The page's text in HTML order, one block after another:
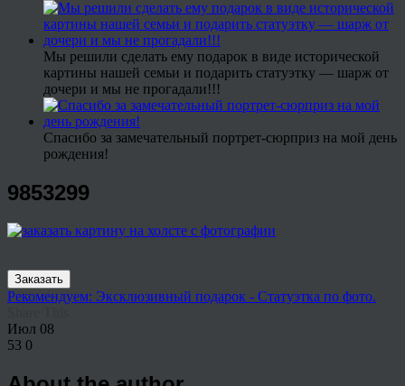
Мы решили сделать ему подарок в виде исторической
картины нашей семьи и подарить статуэтку — шарж от
дочери и мы не прогадали!!!
Спасибо за замечательный портрет-сюрприз на мой день
рождения!
9853299
Заказать
Рекомендуем: Эксклюзивный подарок - Статуэтка по фото.
Июл 08
53 0